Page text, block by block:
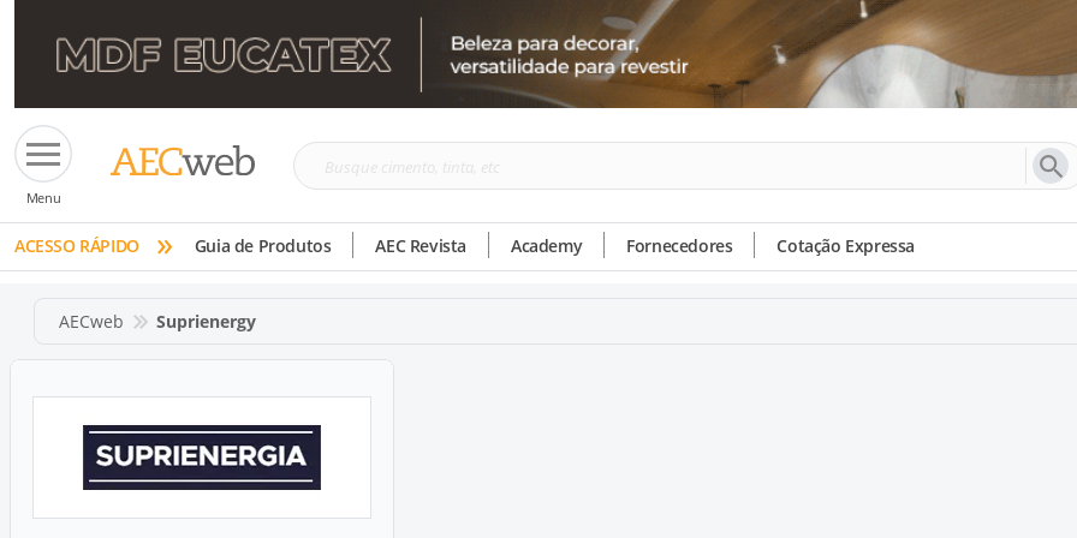
Menu
Busque
tinta,
etc
ACESSO RÁPIDO » Guia de Produtos AEC Revista Academy Fornecedores Cotação Expressa
AECweb Suprienergy